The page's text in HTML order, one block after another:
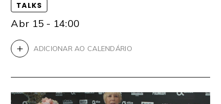
TALKS
Abr 15 - 14:00
+ ADICIONAR AO CALENDÁRIO